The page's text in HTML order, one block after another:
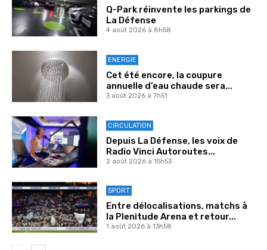
Q-Park réinvente les parkings de
La Défense
4 août 2026 à 8h58
ENERGIE
Cet été encore, la coupure
annuelle d’eau chaude sera...
3 août 2026 à 7h51
CIRCULATION
Depuis La Défense, les voix de
Radio Vinci Autoroutes...
2 août 2026 à 15h53
SPORT
Entre délocalisations, matchs à
la Plenitude Arena et retour...
1 août 2026 à 13h58